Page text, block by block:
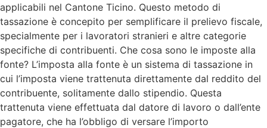
applicabili nel Cantone Ticino. Questo metodo di
tassazione è concepito per semplificare il prelievo fiscale,
specialmente per i lavoratori stranieri e altre categorie
specifiche di contribuenti. Che cosa sono le imposte alla
fonte? L’imposta alla fonte è un sistema di tassazione in
cui l’imposta viene trattenuta direttamente dal reddito del
contribuente, solitamente dallo stipendio. Questa
trattenuta viene effettuata dal datore di lavoro o dall’ente
pagatore, che ha l’obbligo di versare l’importo